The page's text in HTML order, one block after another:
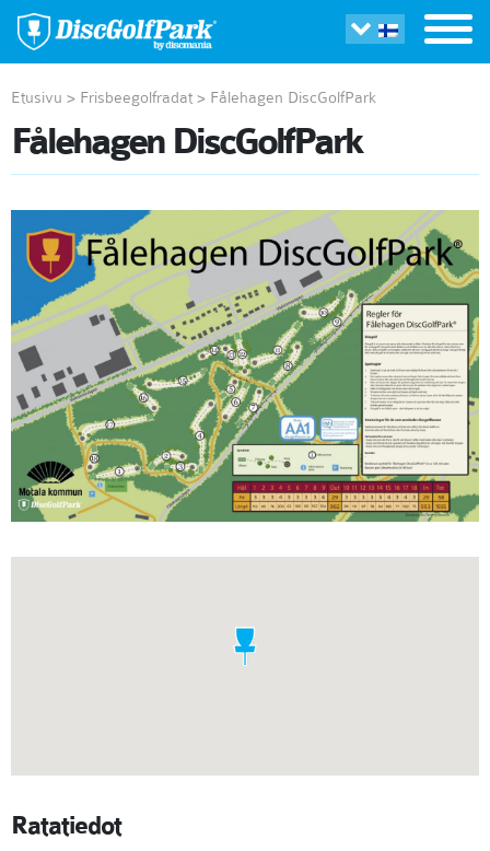
Etusivu > Frisbeegolfradat > Fålehagen DiscGolfPark
Fålehagen DiscGolfPark
Ratatiedot